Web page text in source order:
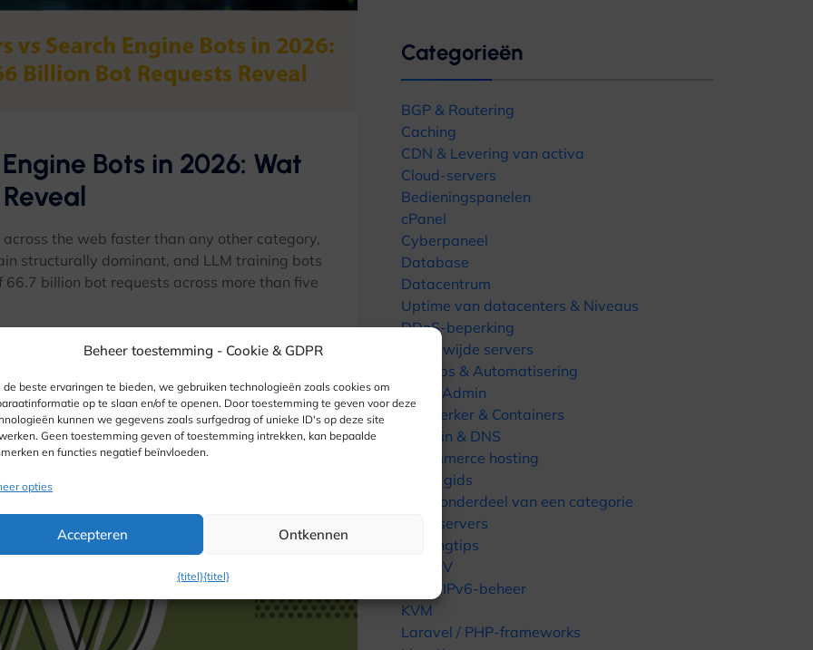
Beheer toestemming - Cookie & GDPR
de beste ervaringen te bieden, we gebruiken technologieën zoals cookies om
op te slaan en/of te openen. Door toestemming te geven voor deze
kunnen we gegevens zoals surfgedrag of unieke ID's op deze site
Geen toestemming geven of toestemming intrekken, kan bepaalde
en functies negatief beïnvloeden.
opties
Accepteren Ontkennen
{titel}{titel}
Bots in 2026: Wat
the web faster than any other category,
structurally dominant, and LLM training bots
66.7 billion bot requests across more than five
Categorieën
BGP & Routering
Caching
CDN & Levering van activa
Cloud-servers
Bedieningspanelen
cPanel
Cyberpaneel
Database
Datacentrum
Uptime van datacenters & Niveaus
DDoS-beperking
Toegewijde servers
DevOps & Automatisering
DirectAdmin
Dokwerker & Containers
Domein & DNS
E-commerce hosting
snelle gids
Geen onderdeel van een categorie
GPU-servers
Hostingtips
HyperV
IPv4 / IPv6-beheer
KVM
Laravel / PHP-frameworks